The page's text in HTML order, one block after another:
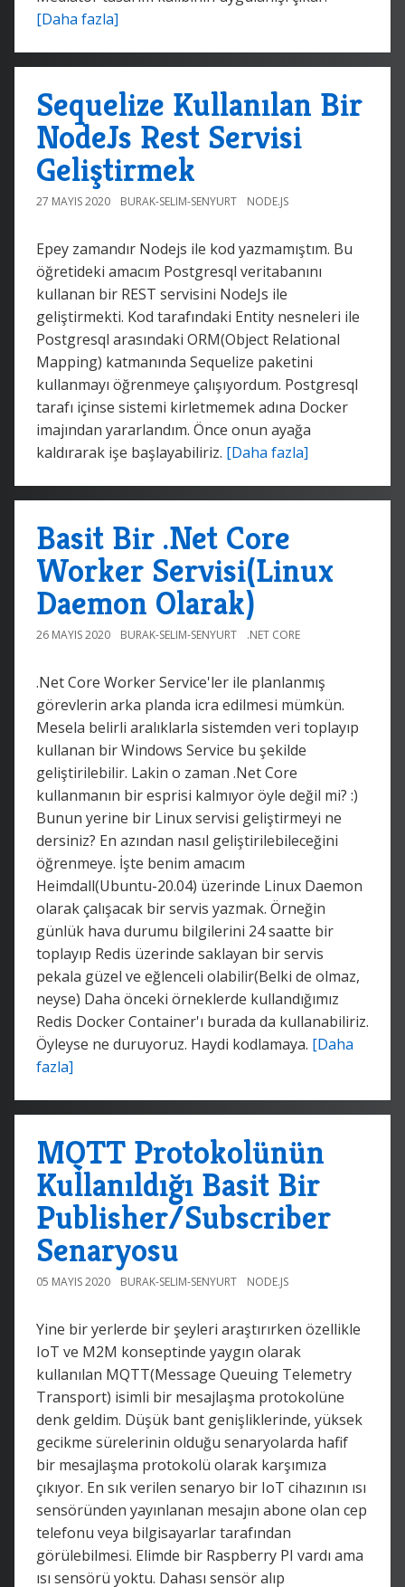
[Daha fazla]
Sequelize Kullanılan Bir
NodeJs Rest Servisi
Geliştirmek
27 MAYIS 2020 BURAK-SELIM-SENYURT NODE.JS
Epey zamandır Nodejs ile kod yazmamıştım. Bu
öğretideki amacım Postgresql veritabanını
kullanan bir REST servisini NodeJs ile
geliştirmekti. Kod tarafındaki Entity nesneleri ile
Postgresql arasındaki ORM(Object Relational
Mapping) katmanında Sequelize paketini
kullanmayı öğrenmeye çalışıyordum. Postgresql
tarafı içinse sistemi kirletmemek adına Docker
imajından yararlandım. Önce onun ayağa
kaldırarak işe başlayabiliriz. [Daha fazla]
Basit Bir .Net Core
Worker Servisi(Linux
Daemon Olarak)
26 MAYIS 2020 BURAK-SELIM-SENYURT .NET CORE
.Net Core Worker Service'ler ile planlanmış
görevlerin arka planda icra edilmesi mümkün.
Mesela belirli aralıklarla sistemden veri toplayıp
kullanan bir Windows Service bu şekilde
geliştirilebilir. Lakin o zaman .Net Core
kullanmanın bir esprisi kalmıyor öyle değil mi? :)
Bunun yerine bir Linux servisi geliştirmeyi ne
dersiniz? En azından nasıl geliştirilebileceğini
öğrenmeye. İşte benim amacım
Heimdall(Ubuntu-20.04) üzerinde Linux Daemon
olarak çalışacak bir servis yazmak. Örneğin
günlük hava durumu bilgilerini 24 saatte bir
toplayıp Redis üzerinde saklayan bir servis
pekala güzel ve eğlenceli olabilir(Belki de olmaz,
neyse) Daha önceki örneklerde kullandığımız
Redis Docker Container'ı burada da kullanabiliriz.
Öyleyse ne duruyoruz. Haydi kodlamaya. [Daha
fazla]
MQTT Protokolünün
Kullanıldığı Basit Bir
Publisher/Subscriber
Senaryosu
05 MAYIS 2020 BURAK-SELIM-SENYURT NODE.JS
Yine bir yerlerde bir şeyleri araştırırken özellikle
IoT ve M2M konseptinde yaygın olarak
kullanılan MQTT(Message Queuing Telemetry
Transport) isimli bir mesajlaşma protokolüne
denk geldim. Düşük bant genişliklerinde, yüksek
gecikme sürelerinin olduğu senaryolarda hafif
bir mesajlaşma protokolü olarak karşımıza
çıkıyor. En sık verilen senaryo bir IoT cihazının ısı
sensöründen yayınlanan mesajın abone olan cep
telefonu veya bilgisayarlar tarafından
görülebilmesi. Elimde bir Raspberry PI vardı ama
ısı sensörü yoktu. Dahası sensör alıp